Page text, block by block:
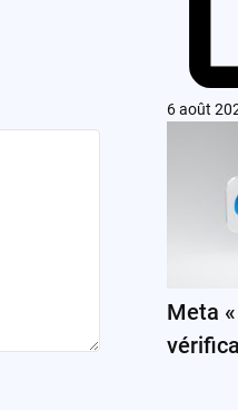
6 août
Meta